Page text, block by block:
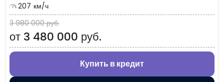
207 км/ч
3 980 000 руб.
от 3 480 000 руб.
Купить в кредит